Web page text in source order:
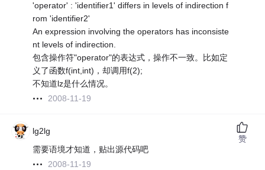
'operator' : 'identifier1' differs in levels of indirection f
rom 'identifier2'
An expression involving the operators has inconsiste
nt levels of indirection.
包含操作符"operator"的表达式，操作不一致。比如定
义了函数f(int,int)，却调用f(2);
不知道lz是什么情况。
2008-11-19
lg2lg
需要语境才知道，贴出源代码吧
2008-11-19
赞